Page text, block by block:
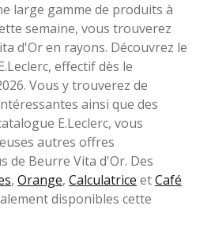
large gamme de produits à
semaine, vous trouverez
d'Or en rayons. Découvrez le
effectif dès le
Vous y trouverez de
ainsi que des
E.Leclerc, vous
autres offres
de Beurre Vita d'Or. Des
, Orange, Calculatrice etCafé
disponibles cette